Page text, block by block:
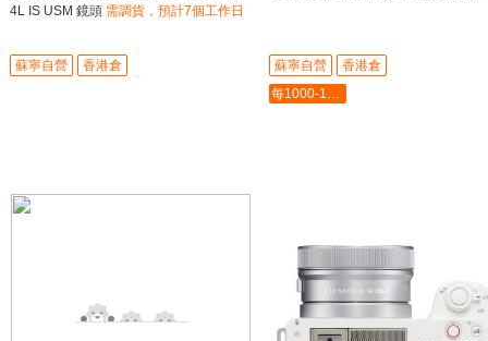
4L IS USM 鏡頭 需調貨，預計7個工作日
蘇寧自營 香港倉 蘇寧自營
香港倉
每1000-100最多-5000